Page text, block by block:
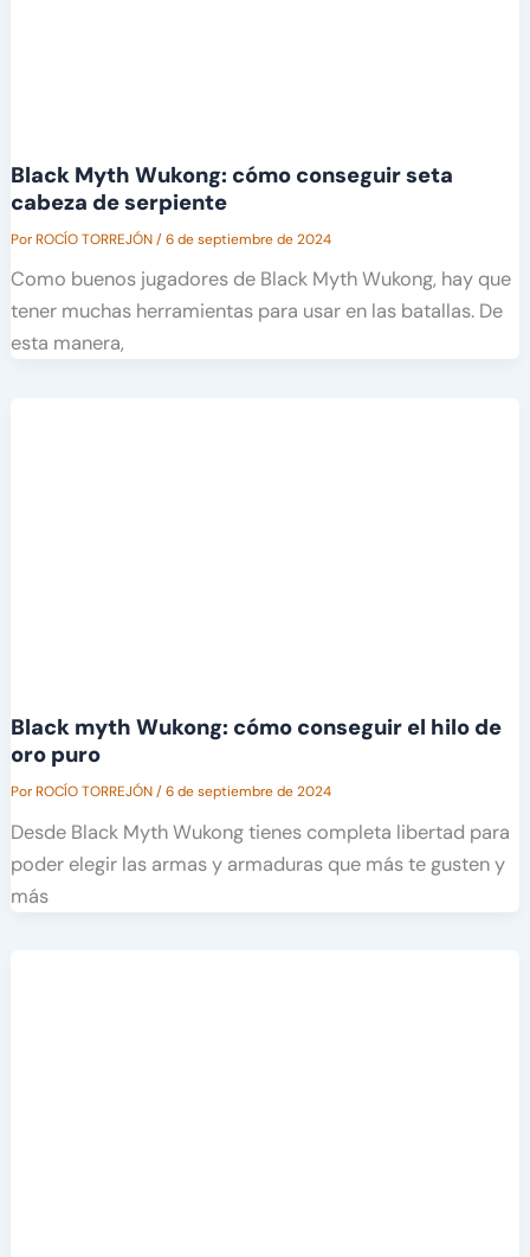
Black Myth Wukong: cómo conseguir seta
cabeza de serpiente
PorROCÍO TORREJÓN/6 de septiembre de 2024
Como buenos jugadores de Black Myth Wukong, hay que
tener muchas herramientas para usar en las batallas. De
esta manera,
Black myth Wukong: cómo conseguir el hilo de
oro puro
PorROCÍO TORREJÓN/6 de septiembre de 2024
Desde Black Myth Wukong tienes completa libertad para
poder elegir las armas y armaduras que más te gusten y
más